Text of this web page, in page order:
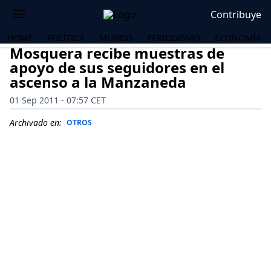
Contribuye
HOME POLÍTICA MUNDO PERIODISMO ECONOMÍA
Mosquera recibe muestras de
apoyo de sus seguidores en el
ascenso a la Manzaneda
01 Sep 2011 - 07:57 CET
Archivado en: OTROS